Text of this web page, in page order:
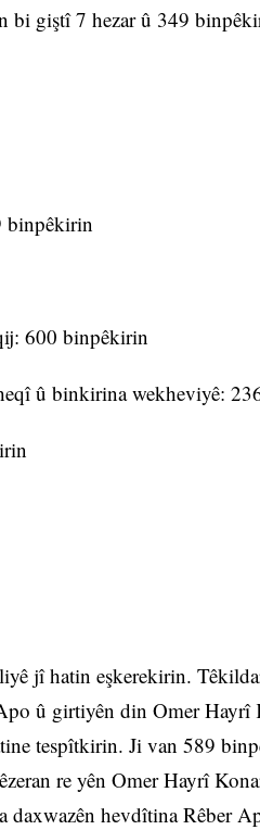
bi giştî 7 hezar û 349
600 binpêkirin
binkirina wekheviyê:
jî hatin eşkerekirin.
û girtiyên din Omer
tespîtkirin. Ji van 589
re yên Omer Hayrî
hevdîtina Rêber